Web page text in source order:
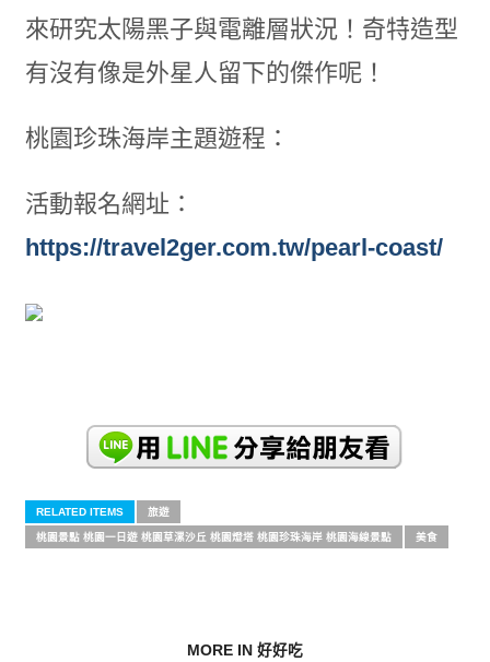
來研究太陽黑子與電離層狀況！奇特造型
有沒有像是外星人留下的傑作呢！
桃園珍珠海岸主題遊程：
活動報名網址：
https://travel2ger.com.tw/pearl-coast/
RELATED ITEMS 旅遊
桃園景點 桃園一日遊 桃園草漯沙丘 桃園燈塔 桃園珍珠海岸 桃園海線景點 美食
MORE IN 好好吃